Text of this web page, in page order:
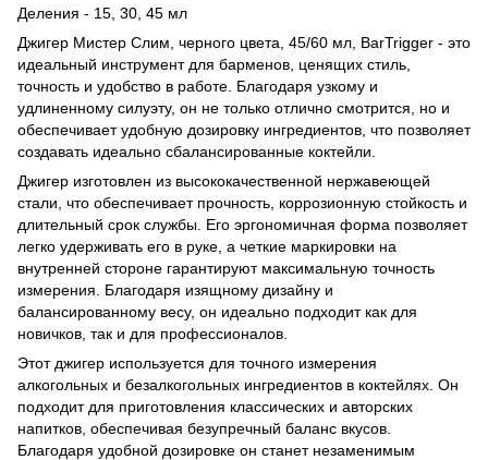
Деления - 15, 30, 45 мл
Джигер Мистер Слим, черного цвета, 45/60 мл, BarTrigger - это
идеальный инструмент для барменов, ценящих стиль,
точность и удобство в работе. Благодаря узкому и
удлиненному силуэту, он не только отлично смотрится, но и
обеспечивает удобную дозировку ингредиентов, что позволяет
создавать идеально сбалансированные коктейли.
Джигер изготовлен из высококачественной нержавеющей
стали, что обеспечивает прочность, коррозионную стойкость и
длительный срок службы. Его эргономичная форма позволяет
легко удерживать его в руке, а четкие маркировки на
внутренней стороне гарантируют максимальную точность
измерения. Благодаря изящному дизайну и
балансированному весу, он идеально подходит как для
новичков, так и для профессионалов.
Этот джигер используется для точного измерения
алкогольных и безалкогольных ингредиентов в коктейлях. Он
подходит для приготовления классических и авторских
напитков, обеспечивая безупречный баланс вкусов.
Благодаря удобной дозировке он станет незаменимым